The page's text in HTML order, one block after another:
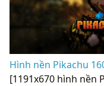
Hình nền Pikachu
[1191x670 hình nền